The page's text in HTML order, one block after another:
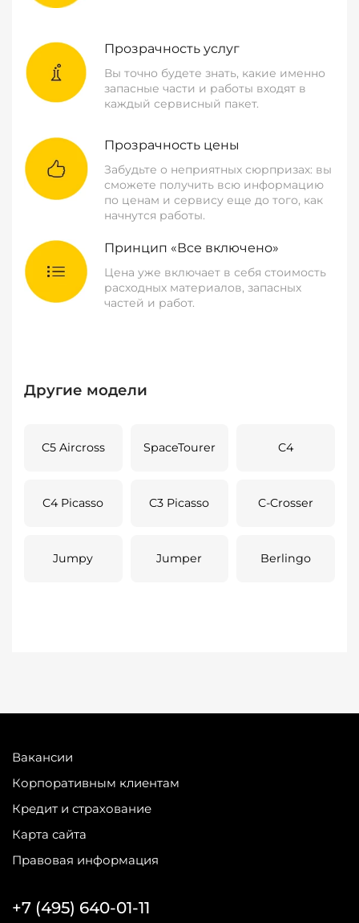
Прозрачность услуг
Вы точно будете знать, какие именно
запасные части и работы входят в
каждый сервисный пакет.
Прозрачность цены
Забудьте о неприятных сюрпризах: вы
сможете получить всю информацию
по ценам и сервису еще до того, как
начнутся работы.
Принцип «Все включено»
Цена уже включает в себя стоимость
расходных материалов, запасных
частей и работ.
Другие модели
C5 Aircross SpaceTourer C4
C4 Picasso C3 Picasso C-Crosser
Jumpy Jumper Berlingo
Вакансии
Корпоративным клиентам
Кредит и страхование
Карта сайта
Правовая информация
+7 (495) 640-01-11